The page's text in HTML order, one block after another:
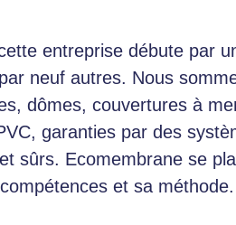
entreprise débute par
neuf autres. Nous
dômes, couvertures à
garanties par des
sûrs. Ecomembrane se
et sa méthode.